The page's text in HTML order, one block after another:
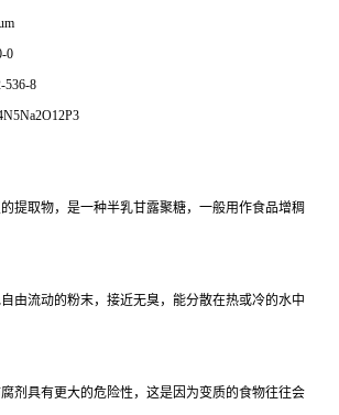
0
536-8
提取物，是一种半乳甘露聚糖，一般用作食品增稠
由流动的粉末，接近无臭，能分散在热或冷的水中
剂具有更大的危险性，这是因为变质的食物往往会